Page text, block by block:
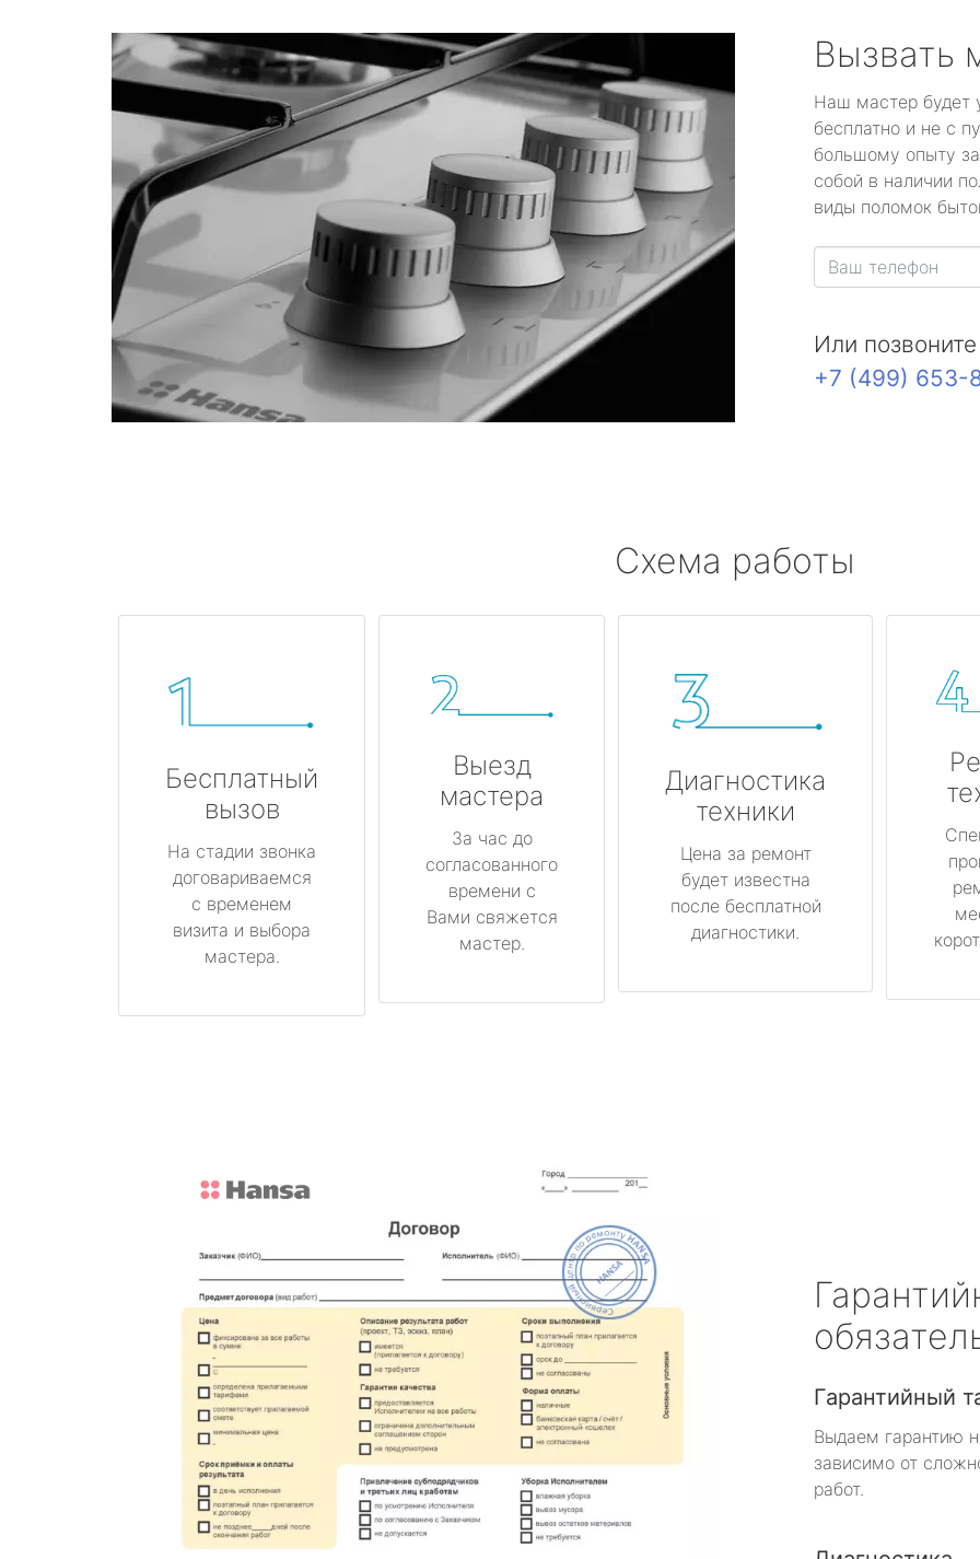
Вызвать
Наш мастер будет
бесплатно и не с
большому опыту
собой в наличии
виды поломок
Или
+7 (499) 653-
Схема работы
Бесплатный
вызов
На стадии звонка
договариваемся
с временем
визита и выбора
мастера.
Выезд
мастера
За час до
согласованного
времени с
Вами свяжется
мастер.
Диагностика
техники
Цена за ремонт
будет известна
после бесплатной
диагностики.
Гарантийный
Выдаем гарантию
зависимо от
работ.